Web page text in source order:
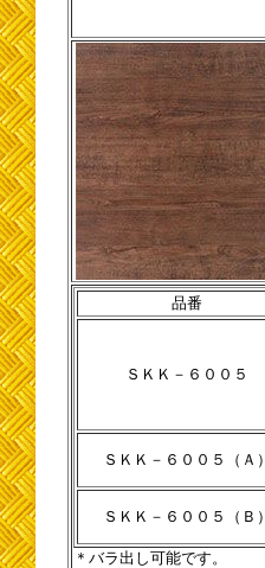
品番
ＳＫＫ－６００５
ＳＫＫ－６００５（Ａ）
ＳＫＫ－６００５（Ｂ）
＊バラ出し可能です。